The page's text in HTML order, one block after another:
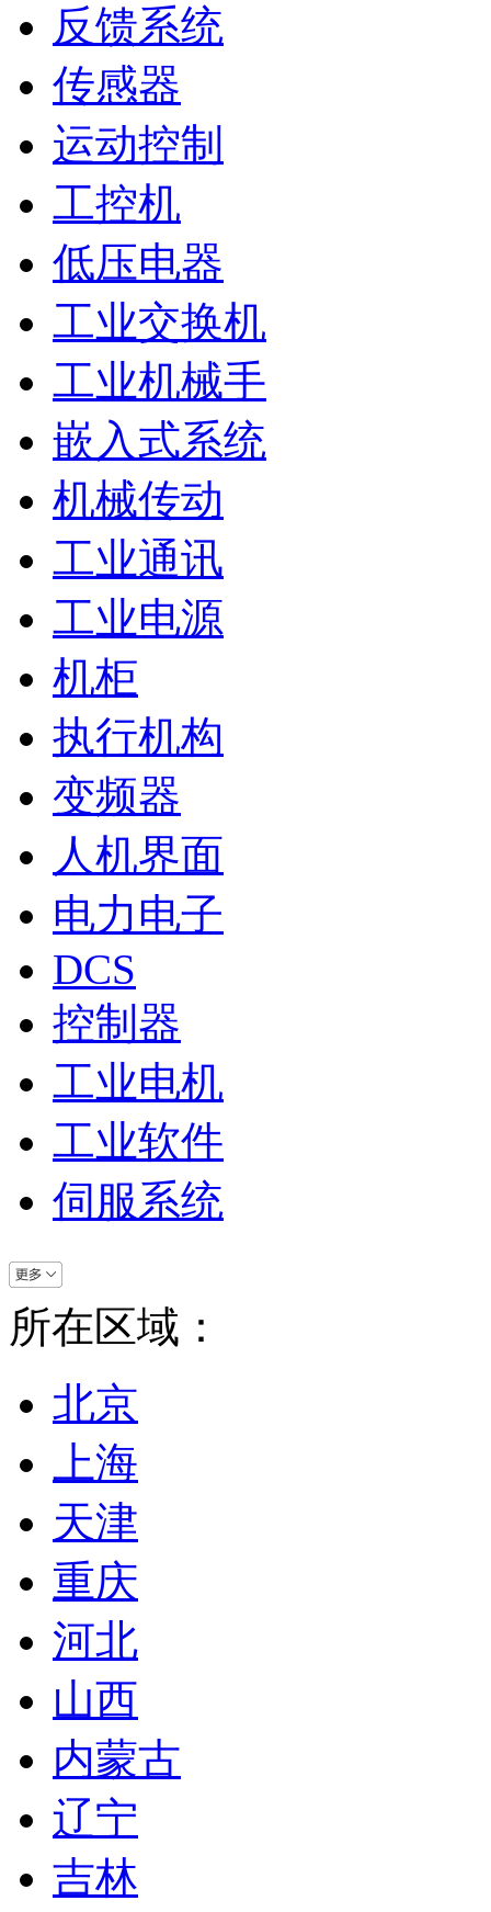
反馈系统
传感器
运动控制
工控机
低压电器
工业交换机
工业机械手
嵌入式系统
机械传动
工业通讯
工业电源
机柜
执行机构
变频器
人机界面
电力电子
DCS
控制器
工业电机
工业软件
伺服系统
所在区域：
北京
上海
天津
重庆
河北
山西
内蒙古
辽宁
吉林